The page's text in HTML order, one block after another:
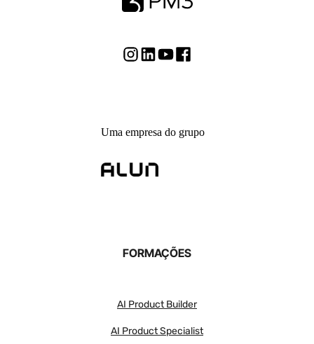
Uma empresa do grupo
FORMAÇÕES
AI Product Builder
AI Product Specialist